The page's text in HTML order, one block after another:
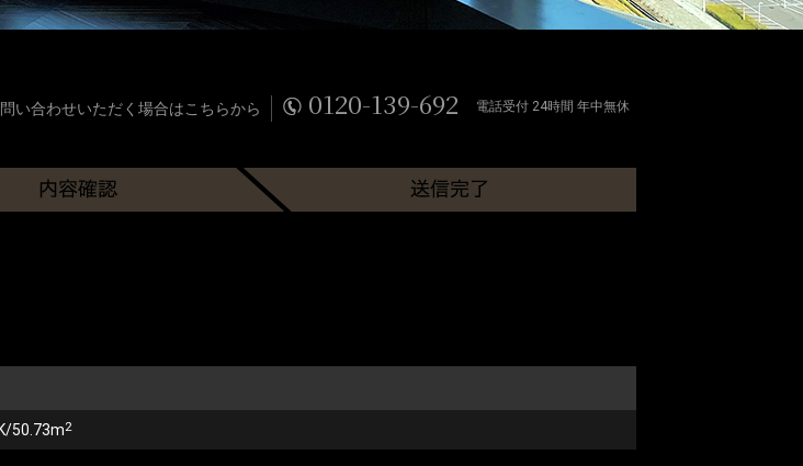
い合わせいただく場合はこちらから 0120-139-692 電話受付 24時間 年中無休
50.73m2